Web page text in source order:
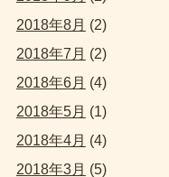
2018年8月 (2)
2018年7月 (2)
2018年6月 (4)
2018年5月 (1)
2018年4月 (4)
2018年3月 (5)